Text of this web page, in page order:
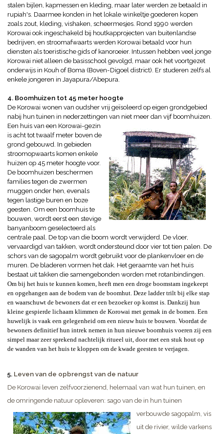
stalen bijlen, kapmessen en kleding, maar later werden ze betaald in
rupiah's. Daarmee konden in het lokale winkeltje goederen kopen
zoals zout, kleding, vishaken, scheermesjes. Rond 1990 werden
Korowai ook ingeschakeld bij houtkapprojecten van buitenlandse
bedrijven, en stroomafwaarts werden Korowai betaald voor hun
diensten als toeristische gids of kanoroeier. Intussen hebben veel jonge
Korowai niet alleen de basisschool gevolgd, maar ook het voortgezet
onderwijs in Kouh of Boma (Boven-Digoel district). Er studeren zelfs al
enkele jongeren in Jayapura/Abepura.
4. Boomhuizen tot 45 meter hoogte
De Korowai wonen van oudsher vrij geïsoleerd op eigen grondgebied
nabij hun tuinen in nederzettingen van niet meer dan vijfboomhuizen.
Een huis van een Korowai-gezin
is acht tot twaalf meter boven de
grond gebouwd. In gebieden
stroomopwaarts komen enkele
huizen op 45 meter hoogte voor.
De boomhuizen beschermen
families tegen de zwermen
muggen onder hen, evenals
tegen lastige buren en boze
geesten. Om een boomhuis te
bouwen, wordt eerst een stevige
banyanboom geselecteerd als
centrale paal. De top van die boom wordt verwijderd. De vloer,
vervaardigd van takken, wordt ondersteund door vier tot tien palen. De
schors van de sagopalm wordt gebruikt voor de plankenvloer en de
muren. De bladeren vormen het dak. Het geraamte van het huis
bestaat uit takken die samengebonden worden met rotanbindingen.
Om bij het huis te kunnen komen, heeft men een droge boomstam ingekeept
en opgehangen aan de bodem van de boomhut. Deze ladder trilt bij elke stap
en waarschuwt de bewoners dat er een bezoeker op komst is. Dankzij hun
kleine gespierde lichaam klimmen de Korowai met gemak in de bomen. Een
huwelijk is vaak een gelegenheid om een nieuw huis te bouwen. Voordat de
bewoners definitief hun intrek nemen in hun nieuwe boomhuis voeren zij een
simpel maar zeer sprekend nachtelijk ritueel uit, door met een stuk hout op
de wanden van het huis te kloppen om de kwade geesten te verjagen.
5. Leven van de opbrengst van de natuur
De Korowai leven zelfvoorzienend, helemaal van wat hun tuinen, en
de omringende natuur opleveren: sago van de in hun tuinen
verbouwde sagopalm, vis
uit de rivier, wilde varkens